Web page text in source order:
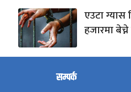
एउटा ग्यास
हजारमा
सम्पर्क